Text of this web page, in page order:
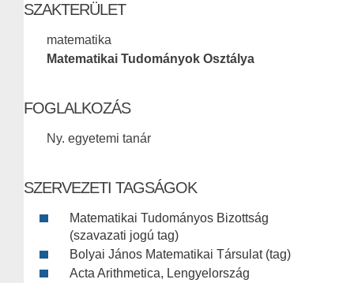
SZAKTERÜLET
matematika
Matematikai Tudományok Osztálya
FOGLALKOZÁS
Ny. egyetemi tanár
SZERVEZETI TAGSÁGOK
Matematikai Tudományos Bizottság
(szavazati jogú tag)
Bolyai János Matematikai Társulat (tag)
Acta Arithmetica, Lengyelország